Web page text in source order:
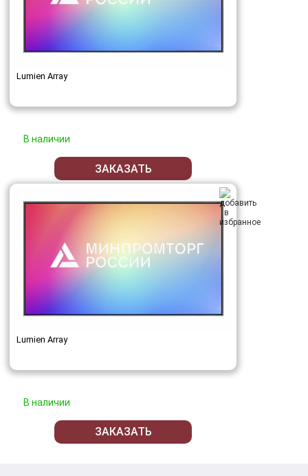
Lumien Array
В наличии
ЗАКАЗАТЬ
Lumien Array
В наличии
ЗАКАЗАТЬ